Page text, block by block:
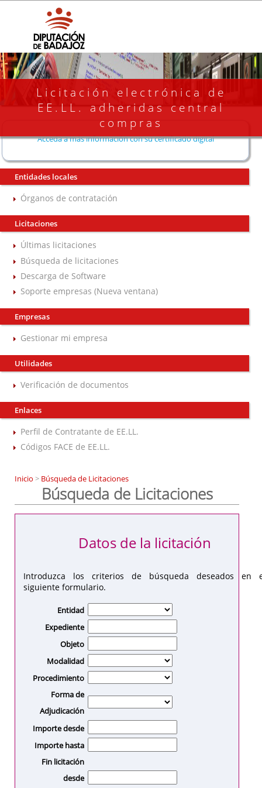
Licitación electrónica de
EE.LL. adheridas central
compras
Acceda a más información con su certificado digital
Entidades locales
Órganos de contratación
Licitaciones
Últimas licitaciones
Búsqueda de licitaciones
Descarga de Software
Soporte empresas (Nueva ventana)
Empresas
Gestionar mi empresa
Utilidades
Verificación de documentos
Enlaces
Perfil de Contratante de EE.LL.
Códigos FACE de EE.LL.
Inicio > Búsqueda de Licitaciones
Búsqueda de Licitaciones
Introduzca los criterios de búsqueda deseados en
siguiente formulario.
Datos de la licitación
Entidad
Expediente
Objeto
Modalidad
Procedimiento
Forma de
Adjudicación
Importe desde
Importe hasta
Fin licitación
desde